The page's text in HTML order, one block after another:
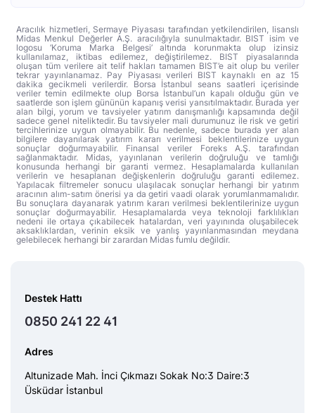
Aracılık hizmetleri, Sermaye Piyasası tarafından yetkilendirilen, lisanslı
Midas Menkul Değerler A.Ş. aracılığıyla sunulmaktadır. BIST isim ve
logosu ‘Koruma Marka Belgesi’ altında korunmakta olup izinsiz
kullanılamaz, iktibas edilemez, değiştirilemez. BIST piyasalarında
oluşan tüm verilere ait telif hakları tamamen BIST’e ait olup bu veriler
tekrar yayınlanamaz. Pay Piyasası verileri BIST kaynaklı en az 15
dakika gecikmeli verilerdir. Borsa İstanbul seans saatleri içerisinde
veriler temin edilmekte olup Borsa İstanbul’un kapalı olduğu gün ve
saatlerde son işlem gününün kapanış verisi yansıtılmaktadır. Burada yer
alan bilgi, yorum ve tavsiyeler yatırım danışmanlığı kapsamında değil
sadece genel niteliktedir. Bu tavsiyeler mali durumunuz ile risk ve getiri
tercihlerinize uygun olmayabilir. Bu nedenle, sadece burada yer alan
bilgilere dayanılarak yatırım kararı verilmesi beklentilerinize uygun
sonuçlar doğurmayabilir. Finansal veriler Foreks A.Ş. tarafından
sağlanmaktadır. Midas, yayınlanan verilerin doğruluğu ve tamlığı
konusunda herhangi bir garanti vermez. Hesaplamalarda kullanılan
verilerin ve hesaplanan değişkenlerin doğruluğu garanti edilemez.
Yapılacak filtremeler sonucu ulaşılacak sonuçlar herhangi bir yatırım
aracının alım-satım önerisi ya da getiri vaadi olarak yorumlanmamalıdır.
Bu sonuçlara dayanarak yatırım kararı verilmesi beklentilerinize uygun
sonuçlar doğurmayabilir. Hesaplamalarda veya teknoloji farklılıkları
nedeni ile ortaya çıkabilecek hatalardan, veri yayınında oluşabilecek
aksaklıklardan, verinin eksik ve yanlış yayınlanmasından meydana
gelebilecek herhangi bir zarardan Midas fumlu değildir.
Destek Hattı
0850 241 22 41
Adres
Altunizade Mah. İnci Çıkmazı Sokak No:3 Daire:3
Üsküdar İstanbul